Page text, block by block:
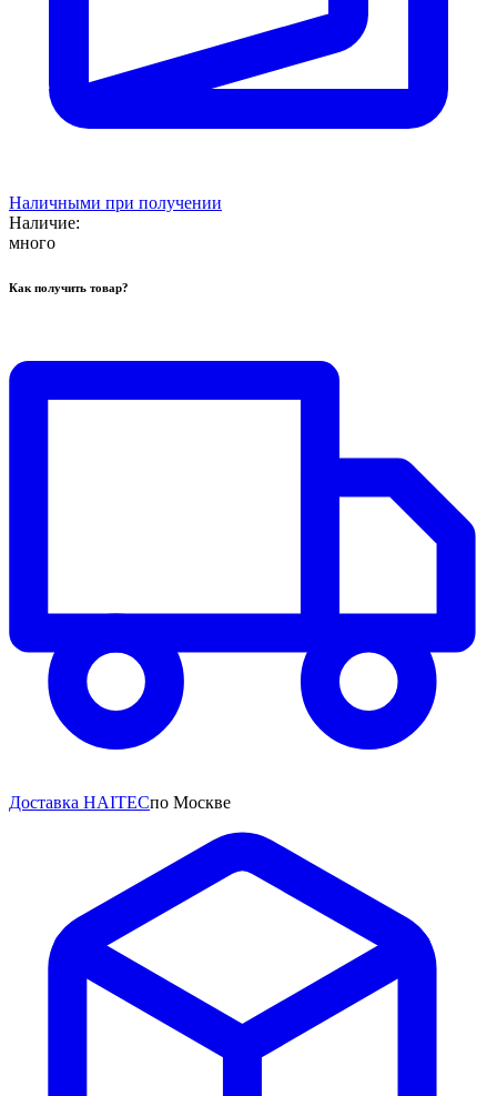
Наличными при получении
Наличие:
много
Как получить товар?
Доставка HAITECпо Москве